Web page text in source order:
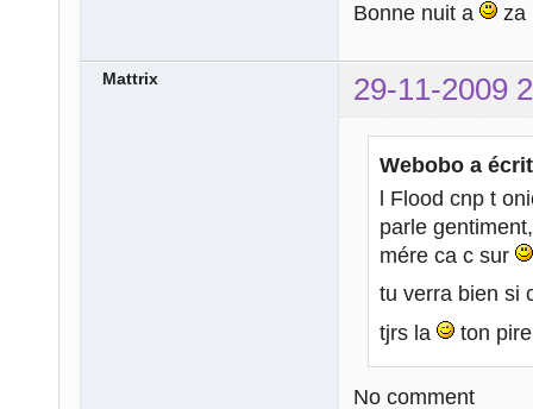
Bonne nuit a
za
Mattrix 29-11-2009
Webobo a
l Flood cnp t
parle
mére ca c sur
tu verra bien si
tjrs la
ton
No comment